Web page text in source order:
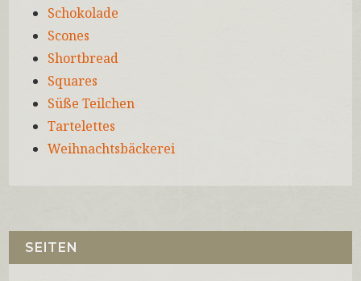
Schokolade
Scones
Shortbread
Squares
Süße Teilchen
Tartelettes
Weihnachtsbäckerei
SEITEN